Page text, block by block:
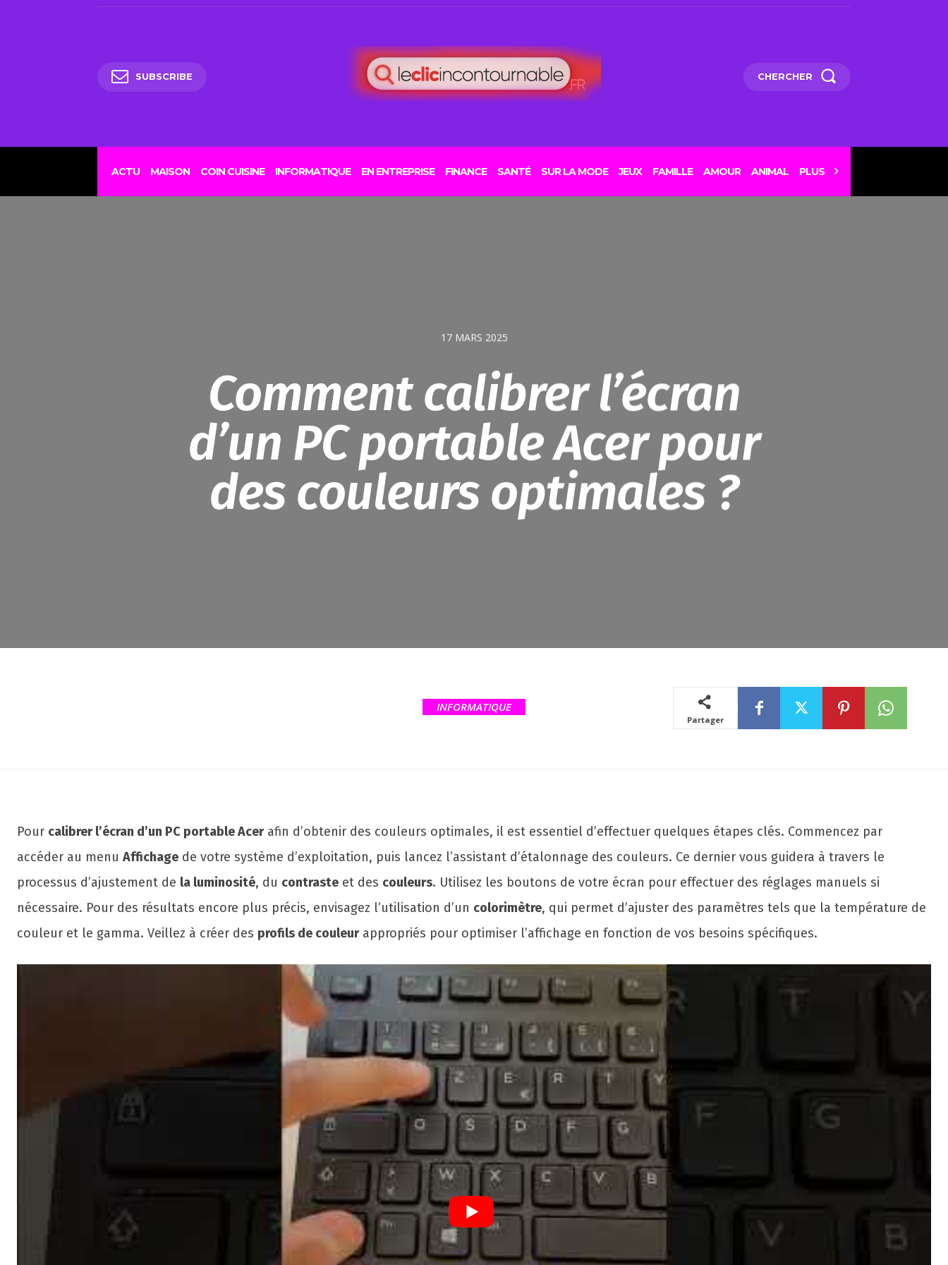
SUBSCRIBE CHERCHER
ACTU MAISON COIN CUISINE INFORMATIQUE EN ENTREPRISE FINANCE SANTÉ SUR LA MODE JEUX FAMILLE AMOUR ANIMAL PLUS
17 MARS 2025
Comment calibrer l’écran
d’un PC portable Acer pour
des couleurs optimales ?
INFORMATIQUE
Partager
Pour calibrer l’écran d’un PC portable Acerafin d’obtenir des couleurs optimales, il est essentiel d’effectuer quelques étapes clés. Commencez par
accéder au menu Affichage de votre système d’exploitation, puis lancez l’assistant d’étalonnage des couleurs. Ce dernier vous guidera à travers le
processus d’ajustement de la luminosité, du contraste et des couleurs. Utilisez les boutons de votre écran pour effectuer des réglages manuels si
nécessaire. Pour des résultats encore plus précis, envisagez l’utilisation d’un colorimètre, qui permet d’ajuster des paramètres tels que la température de
couleur et le gamma. Veillez à créer des profils de couleurappropriés pour optimiser l’affichage en fonction de vos besoins spécifiques.